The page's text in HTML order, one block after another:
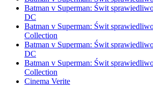
Batman v Superman: Świt
DC
Batman v Superman: Świt
Collection
Batman v Superman: Świt
DC
Batman v Superman: Świt
Collection
Cinema Verite